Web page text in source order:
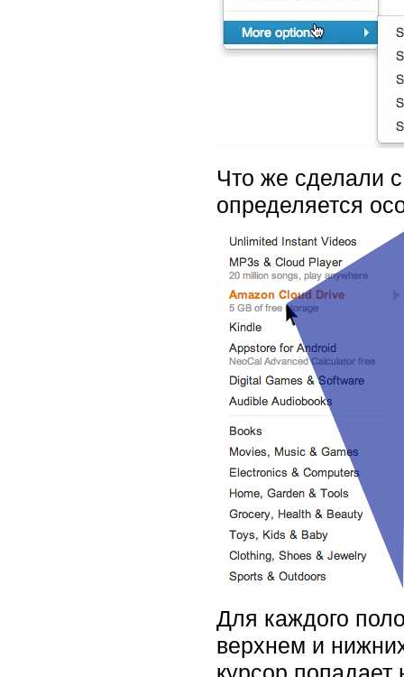
Что же сделали
определяется
Для каждого
верхнем и